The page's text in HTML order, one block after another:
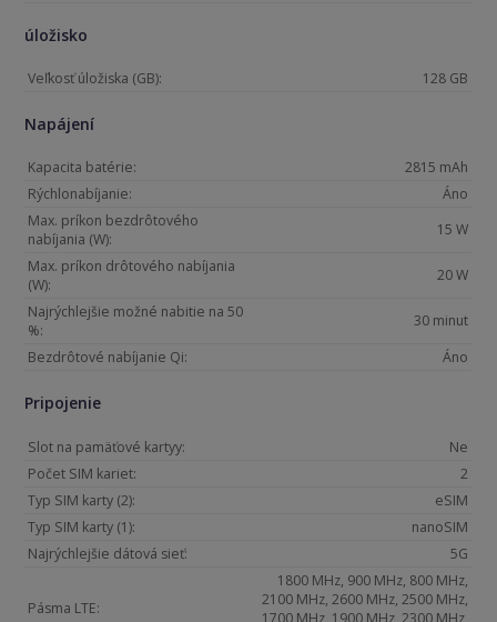
úložisko
Veľkosť úložiska (GB): 128 GB
Napájení
Kapacita batérie:
2815 mAh
Rýchlonabíjanie:
Áno
Max. príkon bezdrôtového
nabíjania (W):
15 W
Max. príkon drôtového nabíjania
(W):
20 W
Najrýchlejšie možné nabitie na 50
%:
30 minut
Bezdrôtové nabíjanie Qi:
Áno
Pripojenie
Slot na pamäťové kartyy:
Ne
Počet SIM kariet:
2
Typ SIM karty (2):
eSIM
Typ SIM karty (1):
nanoSIM
Najrýchlejšie dátová sieť:
5G
Pásma LTE:
1800 MHz, 900 MHz, 800 MHz,
2100 MHz, 2600 MHz, 2500 MHz,
1700 MHz, 1900 MHz, 2300 MHz,